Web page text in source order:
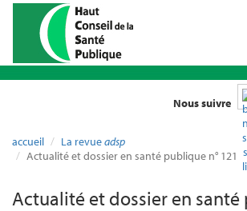
Nous suivre
accueil La revueadsp
Actualité et dossier en santé publique n° 121
Actualité et dossier en santé